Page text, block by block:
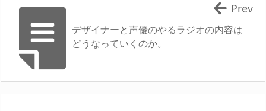
デザイナーと声優のやるラジオの内容は
どうなっていくのか。
Prev